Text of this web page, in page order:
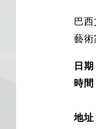
巴
藝術
日期
時間
早
地址